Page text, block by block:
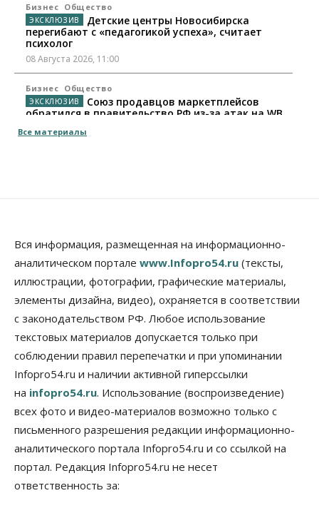
Бизнес Общество
Детские центры Новосибирска
перегибают с «педагогикой успеха», считает
психолог
08 Августа 2026, 11:00
Бизнес Общество
Союз продавцов маркетплейсов
обратился в правительство РФ из-за атак на WB
08 Августа 2026, 10:00
В Новосибирской области резко
сократился грузооборот в автоперевозках
07 Августа 2026, 19:00
Общество
В Новосибирске прошёл митинг
против нового закона о памятниках
07 Августа 2026, 18:00
В аэропорту Толмачёво завершены работы по
бетонированию рулежных дорожек
07 Августа 2026, 17:00
Бизнес Недвижимость Общество
Новосибирцы стали реже оформлять
дома по упрощенной схеме
Все материалы
Вся информация, размещенная на информационно-
аналитическом портале www.Infopro54.ru (тексты,
иллюстрации, фотографии, графические материалы,
элементы дизайна, видео), охраняется в соответствии
с законодательством РФ. Любое использование
текстовых материалов допускается только при
соблюдении правил перепечатки и при упоминании
Infopro54.ru и наличии активной гиперссылки
на infopro54.ru. Использование (воспроизведение)
всех фото и видео-материалов возможно только с
письменного разрешения редакции информационно-
аналитического портала Infopro54.ru и со ссылкой на
портал. Редакция Infopro54.ru не несет
ответственность за: